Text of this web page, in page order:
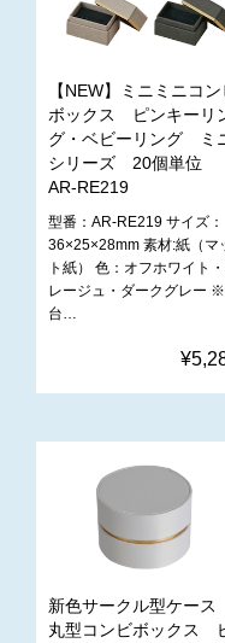
【NEW】ミニミニコ
ボックス ピンキーリ
グ・ベビーリング ミ
シリーズ 20個単位
AR-RE219
型番：AR-RE219 サイズ：
36×25×28mm 素材:紙（マ
ト紙） 色：オフホワイト
レージュ・ダークグレー
台…
新色サークル型ケース
丸型コンビボックス